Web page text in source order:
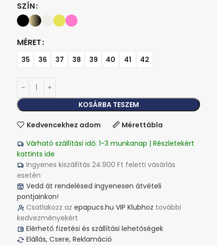
SZÍN
MÉRET
35 36 37 38 39 40 41 42
KOSÁRBA TESZEM
Kedvencekhez adom
Mérettábla
Várható szállítási idő: 1-3 munkanap | Részletekért
kattints ide
Ingyenes kiszállítás 24.900 Ft feletti vásárlás
esetén
Vedd át rendelésed ingyenesen átvételi
pontjainkon!
Csatlakozz az epapucs.hu VIP Klubhoz további
kedvezményekért
Elérhető fizetési és szállítási lehetőségek
Elállás, Csere, Reklamáció